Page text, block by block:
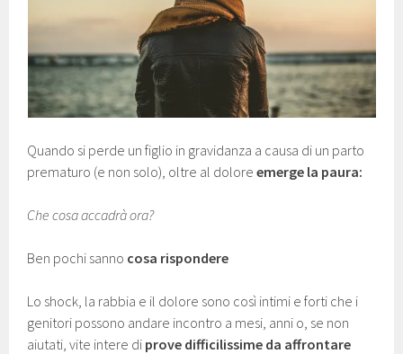
Quando si perde un figlio in gravidanza a causa di un parto
prematuro (e non solo), oltre al doloreemerge la paura:
Che cosa accadrà ora?
Ben pochi sanno cosa rispondere
Lo shock, la rabbia e il dolore sono così intimi e forti che i
genitori possono andare incontro a mesi, anni o, se non
aiutati, vite intere di prove difficilissime da affrontare